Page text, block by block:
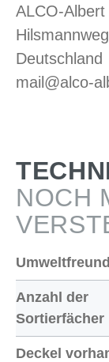
ALCO-
Deutschland
mail@alco-
NOCH
Anzahl der
Sortierfächer
Deckel